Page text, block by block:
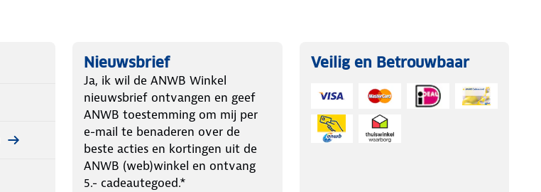
Nieuwsbrief
Ja, ik wil de ANWB Winkel
nieuwsbrief ontvangen en geef
ANWB toestemming om mij per
e-mail te benaderen over de
beste acties en kortingen uit de
ANWB (web)winkel en ontvang
5.- cadeautegoed.*
Veilig en Betrouwbaar